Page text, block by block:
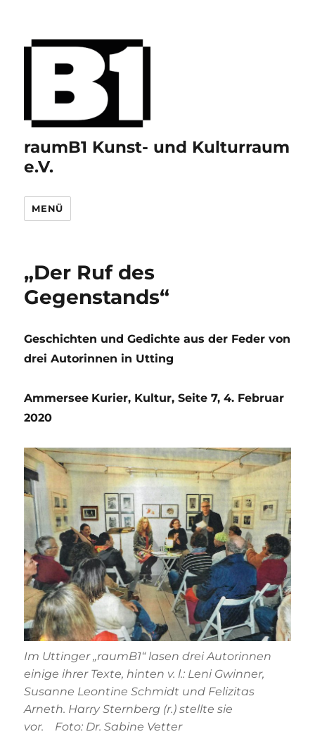
raumB1 Kunst- und Kulturraum
e.V.
MENÜ
„Der Ruf des
Gegenstands“
Geschichten und Gedichte aus der Feder von
drei Autorinnen in Utting
Ammersee Kurier, Kultur, Seite 7, 4. Februar
2020
Im Uttinger „raumB1“ lasen drei Autorinnen
einige ihrer Texte, hinten v. l.: Leni Gwinner,
Susanne Leontine Schmidt und Felizitas
Arneth. Harry Sternberg (r.) stellte sie
vor. Foto: Dr. Sabine Vetter